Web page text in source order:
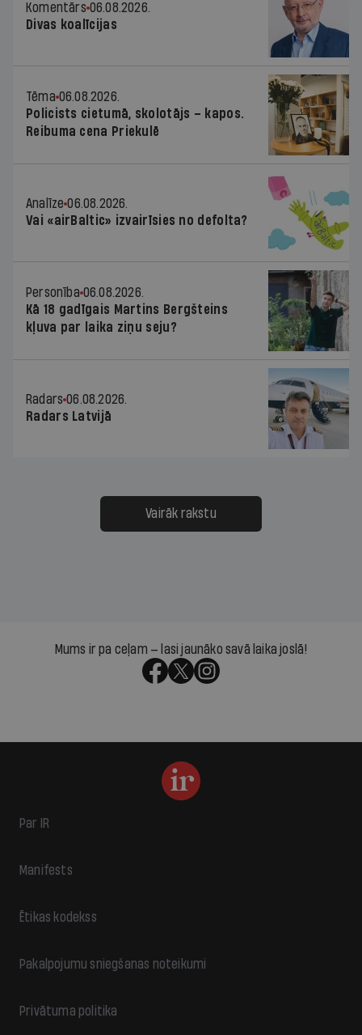
Komentārs 06.08.2026.
Divas koalīcijas
Tēma 06.08.2026.
Policists cietumā, skolotājs – kapos.
Reibuma cena Priekulē
Analīze 06.08.2026.
Vai «airBaltic» izvairīsies no defolta?
Personība 06.08.2026.
Kā 18 gadīgais Martins Bergšteins
kļuva par laika ziņu seju?
Radars 06.08.2026.
Radars Latvijā
Vairāk rakstu
Mums ir pa ceļam — lasi jaunāko savā laika joslā!
Par IR
Manifests
Ētikas kodekss
Pakalpojumu sniegšanas noteikumi
Privātuma politika